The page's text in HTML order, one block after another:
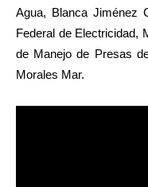
Agua, Blanca Jiménez
Federal de Electricidad,
de Manejo de Presas
Morales Mar.